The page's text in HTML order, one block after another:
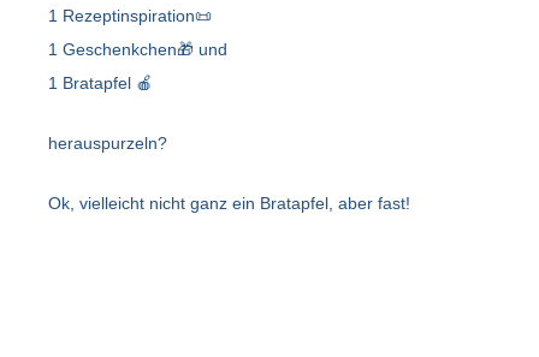
1 Rezeptinspiration📜
1 Geschenkchen🎁 und
1 Bratapfel 🍎
herauspurzeln?
Ok, vielleicht nicht ganz ein Bratapfel, aber fast!